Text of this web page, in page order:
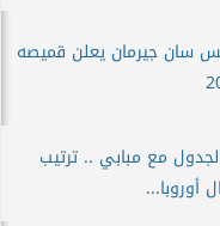
سان جيرمان يعلن قميصه
مع مبابي .. ترتيب
أوروبا...